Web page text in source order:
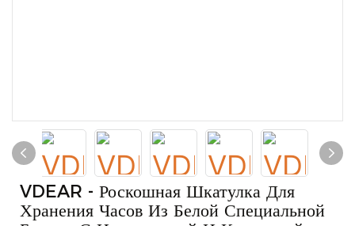
VDEAR - Роскошная Шкатулка Для
Хранения Часов Из Белой Специальной